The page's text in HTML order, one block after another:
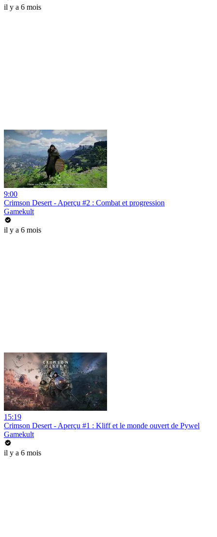
il y a 6 mois
9:00
Crimson Desert - Aperçu #2 : Combat et progression
Gamekult
il y a 6 mois
15:19
Crimson Desert - Aperçu #1 : Kliff et le monde ouvert de Pywel
Gamekult
il y a 6 mois